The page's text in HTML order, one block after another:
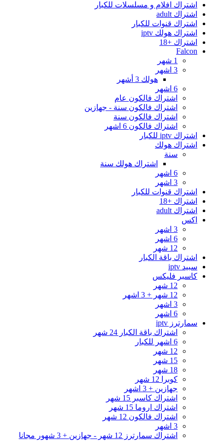
اشتراك افلام و مسلسلات للكبار
اشتراك adult
اشتراك قنوات للكبار
اشتراك هولك iptv
اشتراك +18
Falcon
1 شهر
3 اشهر
هولك 3 أشهر
6 اشهر
اشتراك فالكون عام
اشتراك فالكون سنة - جهازين
اشتراك فالكون سنة
اشتراك فالكون 6 اشهر
اشتراك iptv للكبار
اشتراك هولك
سنة
اشتراك هولك سنة
6 اشهر
3 اشهر
اشتراك قنوات للكبار
اشتراك +18
اشتراك adult
اكس
3 اشهر
6 اشهر
12 شهر
اشتراك باقة الكبار
سبيد iptv
كاسبر فليكس
12 شهر
12 شهر + 3 اشهر
3 اشهر
6 اشهر
سمارترز iptv
اشتراك باقة الكبار 24 شهر
6 اشهر للكبار
12 شهر
15 شهر
18 شهر
كوبرا 12 شهر
جهازين + 3 اشهر
اشتراك كاسبر 15 شهر
اشتراك اروما 15 شهر
اشتراك فالكون 12 شهر
3 اشهر
اشتراك سمارترز 12 شهر - جهازين + 3 شهور مجانا